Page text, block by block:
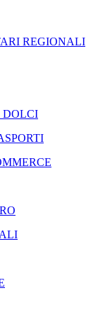
REGIONALI
DOLCI